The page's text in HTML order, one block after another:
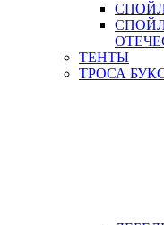
ТЕНТЫ
ТРОСА